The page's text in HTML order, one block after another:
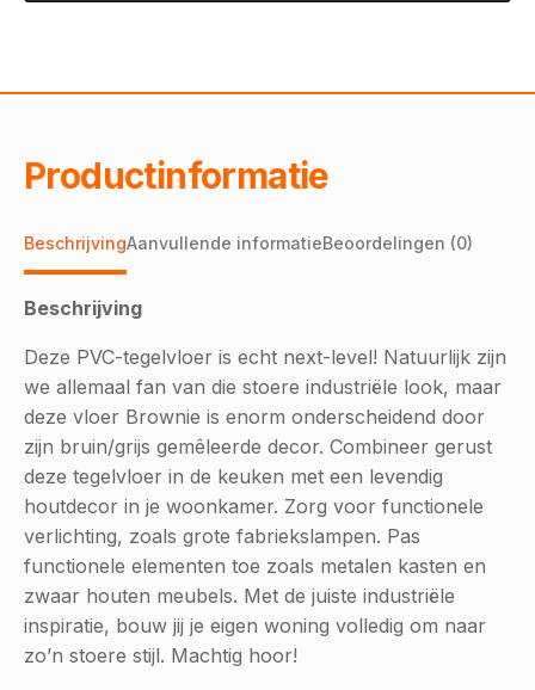
Productinformatie
BeschrijvingAanvullende informatieBeoordelingen (0)
Beschrijving
Deze PVC-tegelvloer is echt next-level! Natuurlijk zijn
we allemaal fan van die stoere industriële look, maar
deze vloer Brownie is enorm onderscheidend door
zijn bruin/grijs gemêleerde decor. Combineer gerust
deze tegelvloer in de keuken met een levendig
houtdecor in je woonkamer. Zorg voor functionele
verlichting, zoals grote fabriekslampen. Pas
functionele elementen toe zoals metalen kasten en
zwaar houten meubels. Met de juiste industriële
inspiratie, bouw jij je eigen woning volledig om naar
zo’n stoere stijl. Machtig hoor!